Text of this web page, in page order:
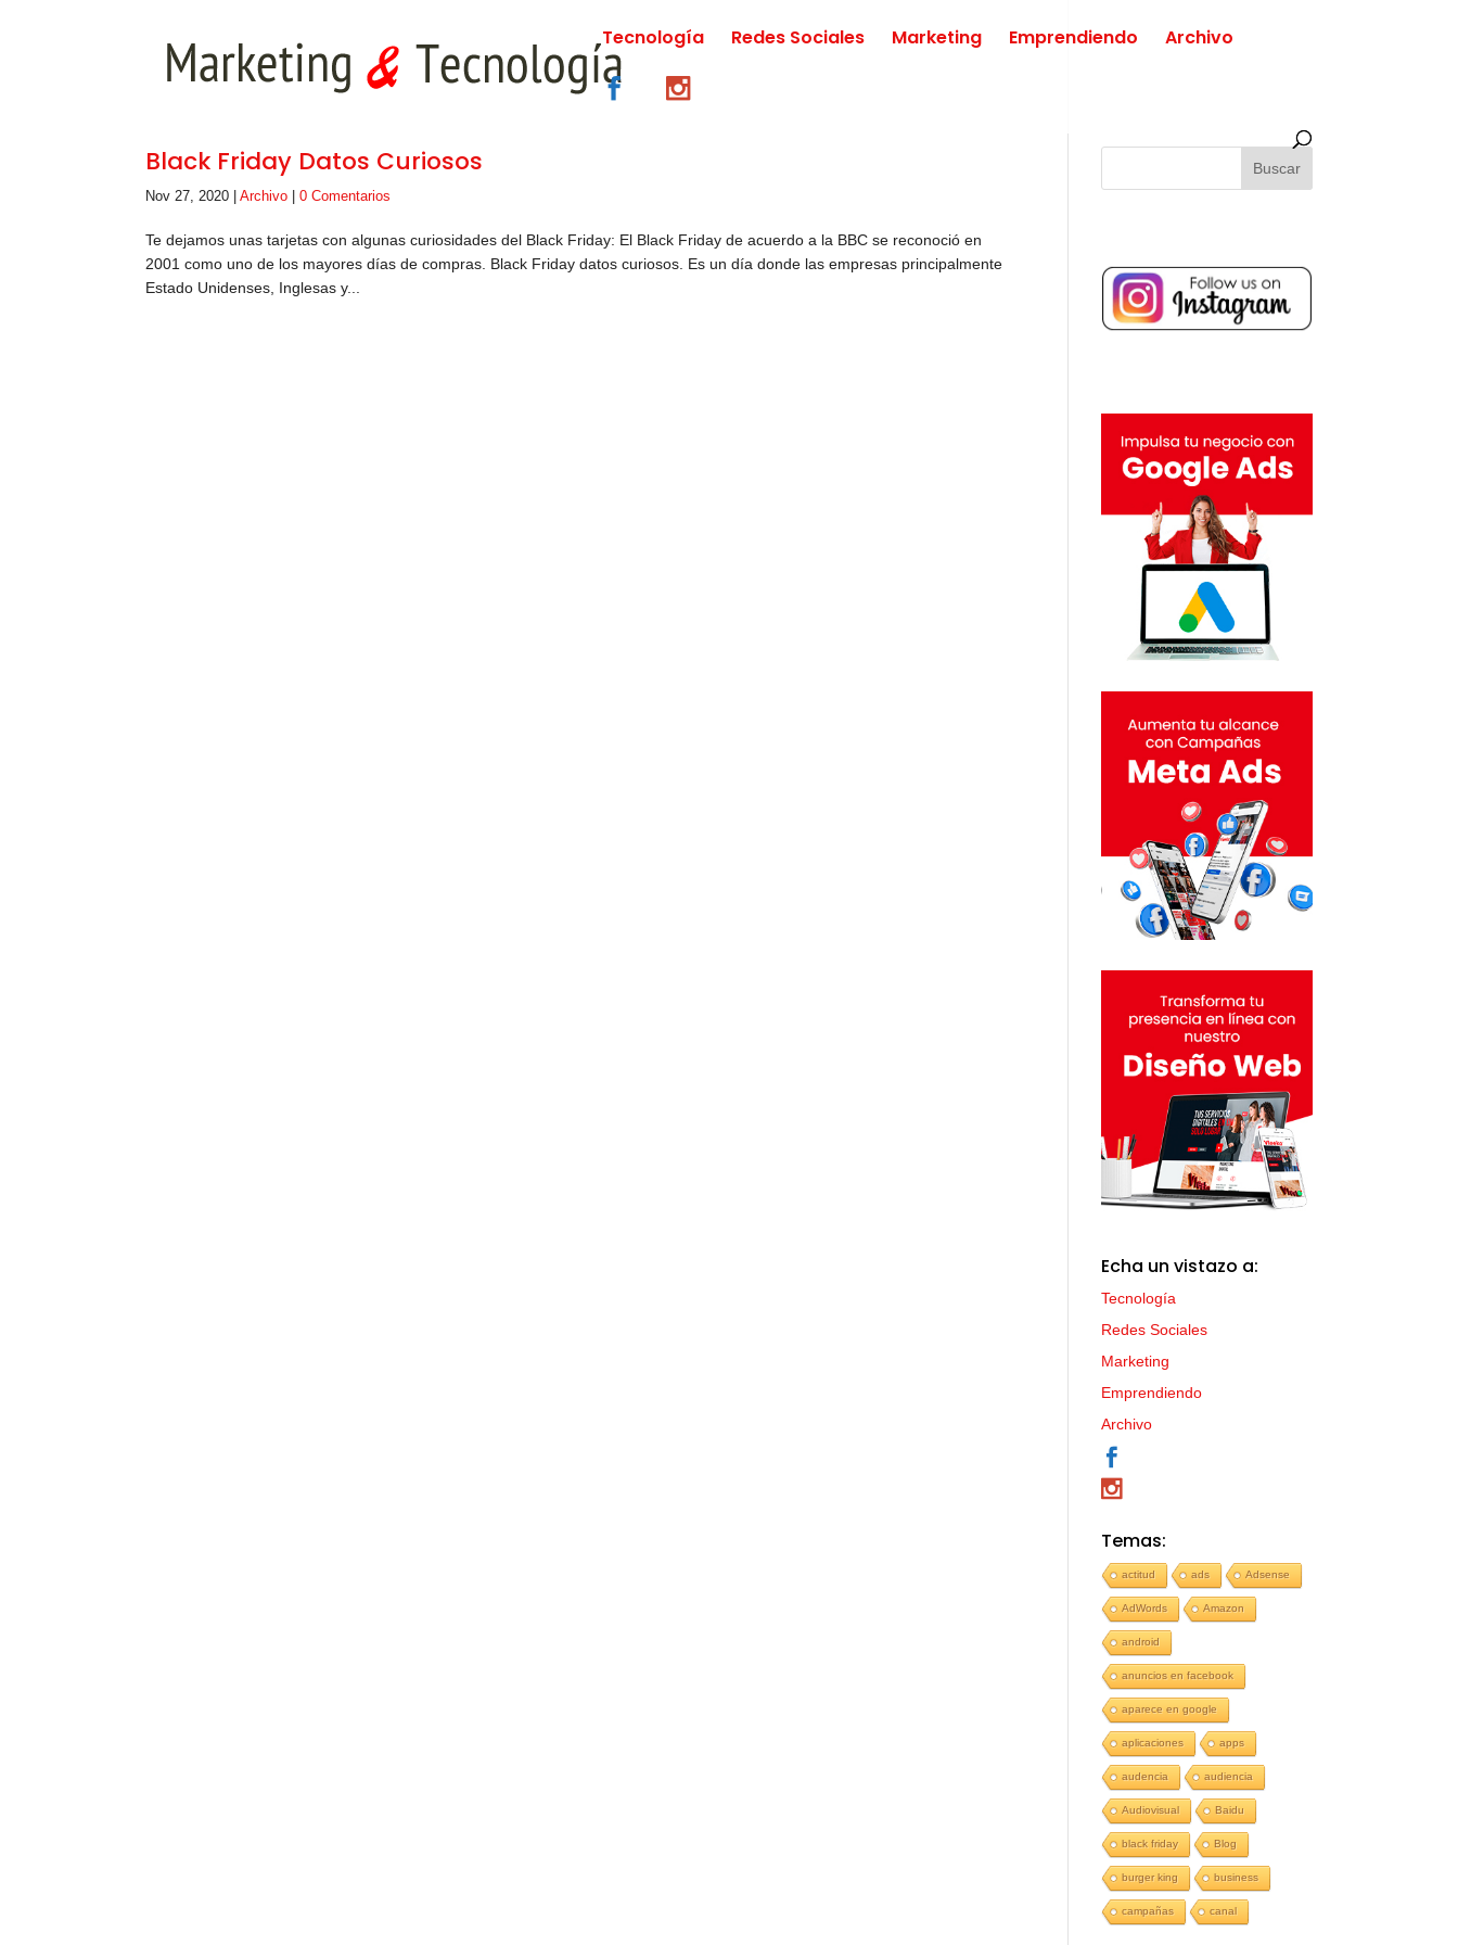
Tecnología Redes Sociales Marketing Emprendiendo Archivo
Black Friday Datos Curiosos
Nov 27, 2020 |Archivo |0 Comentarios
Te dejamos unas tarjetas con algunas curiosidades del Black Friday: El Black Friday de acuerdo a la BBC se reconoció en
2001 como uno de los mayores días de compras. Black Friday datos curiosos. Es un día donde las empresas principalmente
Estado Unidenses, Inglesas y...
Echa un vistazo a:
Tecnología
Redes Sociales
Marketing
Emprendiendo
Archivo
Temas:
actitud ads Adsense
AdWords Amazon
android
anuncios en facebook
aparece en google
aplicaciones apps
audencia audiencia
Audiovisual Baidu
black friday Blog
burger king business
campañas canal